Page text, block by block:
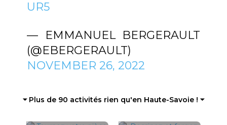
UR5
— EMMANUEL BERGERAULT
(@EBERGERAULT)
NOVEMBER 26, 2022
⏷ Plus de 90 activités rien qu'en Haute-Savoie ! ⏷